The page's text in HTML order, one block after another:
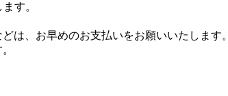
す。
は、お早めのお支払いをお願いいたします。